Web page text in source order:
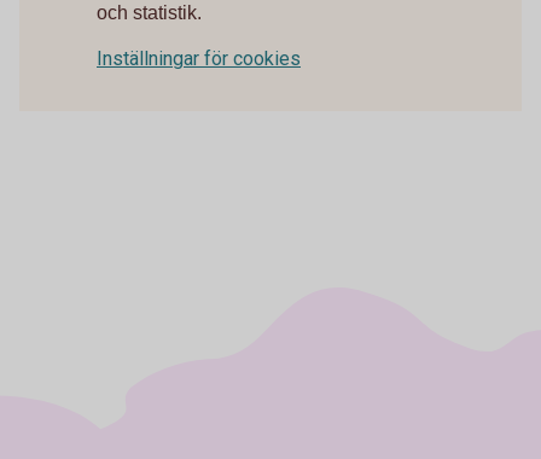
och statistik.
Inställningar för cookies